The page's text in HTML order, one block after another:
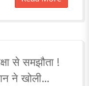
से समझौता !
ने खोली